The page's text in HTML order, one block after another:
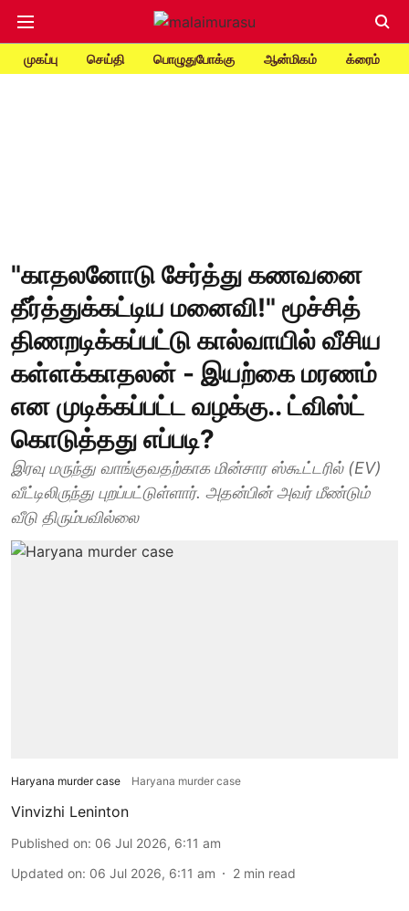
முகப்பு செய்தி பொழுதுபோக்கு ஆன்மிகம் க்ரைம்
"காதலனோடு சேர்த்து கணவனை
தீர்த்துக்கட்டிய மனைவி!" மூச்சித்
திணறடிக்கப்பட்டு கால்வாயில் வீசிய
கள்ளக்காதலன் - இயற்கை மரணம்
என முடிக்கப்பட்ட வழக்கு.. ட்விஸ்ட்
கொடுத்தது எப்படி?
இரவு மருந்து வாங்குவதற்காக மின்சார ஸ்கூட்டரில் (EV)
வீட்டிலிருந்து புறப்பட்டுள்ளார். அதன்பின் அவர் மீண்டும்
வீடு திரும்பவில்லை
Haryana murder case Haryana murder case
Vinvizhi Leninton
Published on: 06 Jul 2026, 6:11 am
Updated on: 06 Jul 2026, 6:11 am 2 min read